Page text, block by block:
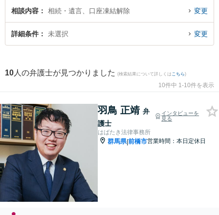
相談したい』『口座凍結解除のトラブル解決の実績豊富な近くの弁護士を検索
したい』『初回相談無料で口座凍結解除を法律相談できる前橋市内の弁護士に
相談予約したい』などでお困りの相談者さんにおすすめです。
相談内容 相続・遺言、口座凍結解除 変更
詳細条件 未選択 変更
10 人の弁護士が見つかりました (検索結果について詳しくは こちら)
10件中 1-10件を表示
羽鳥 正靖 弁
護士
インタビューを
見る
はばたき法律事務所
群馬県|前橋市営業時間：本日定休日